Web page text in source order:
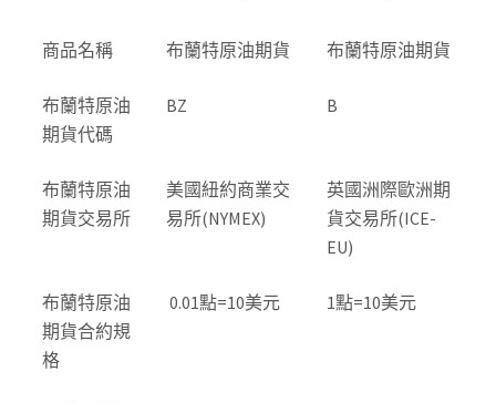
商品名稱 布蘭特原油期貨 布蘭特原油期貨
布蘭特原油
期貨代碼
BZ B
布蘭特原油
期貨交易所
美國紐約商業交
易所(NYMEX)
英國洲際歐洲期
貨交易所(ICE-
EU)
布蘭特原油
期貨合約規
格
0.01點=10美元 1點=10美元